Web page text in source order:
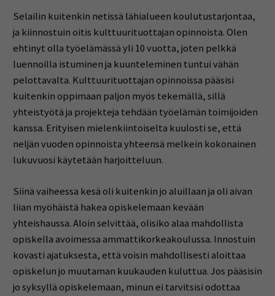
Selailin kuitenkin netissä lähialueen koulutustarjontaa,
ja kiinnostuin oitis kulttuurituottajan opinnoista. Olen
ehtinyt olla työelämässä yli 10 vuotta, joten pelkkä
luennoilla istuminen ja kuunteleminen tuntui vähän
pelottavalta. Kulttuurituottajan opinnoissa pääsisi
kuitenkin oppimaan paljon myös tekemällä, sillä
yhteistyötä ja projekteja tehdään työelämän toimijoiden
kanssa. Erityisen mielenkiintoiselta kuulosti se, että
neljän vuoden opinnoista yhteensä melkein kokonainen
lukuvuosi käytetään harjoitteluun.
Siinä vaiheessa kesä oli kuitenkin jo aluillaan ja oli aivan
liian myöhäistä hakea opiskelemaan kevään
yhteishaussa. Aloin selvittää, olisiko alaa mahdollista
opiskella avoimessa ammattikorkeakoulussa. Innostuin
kovasti ajatuksesta, että voisin mahdollisesti aloittaa
opiskelun jo muutaman kuukauden kuluttua. Jos pääsisin
jo syksyllä opiskelemaan, minun ei tarvitsisi odottaa